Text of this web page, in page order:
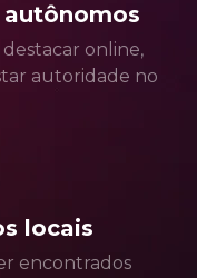
autônomos
online,
autoridade no
locais
encontrados